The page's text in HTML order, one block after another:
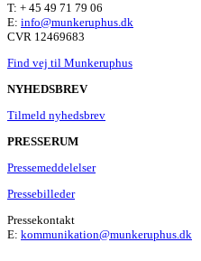
T: + 45 49 71 79 06
E: info@munkeruphus.dk
CVR 12469683
Find vej til Munkeruphus
NYHEDSBREV
Tilmeld nyhedsbrev
PRESSERUM
Pressemeddelelser
Pressebilleder
Pressekontakt
E: kommunikation@munkeruphus.dk